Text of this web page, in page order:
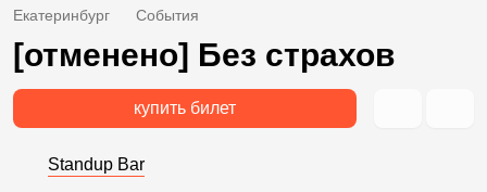
Екатеринбург События
[отменено] Без страхов
купить билет
Standup Bar